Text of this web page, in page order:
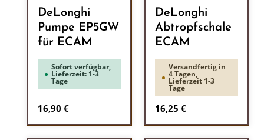
DeLonghi
Pumpe EP5GW
für ECAM
Sofort verfügbar,
Lieferzeit: 1-3
Tage
Regulärer Preis:
16,90 €
DeLonghi
Abtropfschale
ECAM
Versandfertig in
4 Tagen,
Lieferzeit 1-3
Tage
Regulärer Preis:
16,25 €